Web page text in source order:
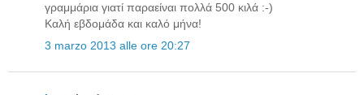
γραμμάρια γιατί παραείναι πολλά 500 κιλά :-)
Καλή εβδομάδα και καλό μήνα!
3 marzo 2013 alle ore 20:27